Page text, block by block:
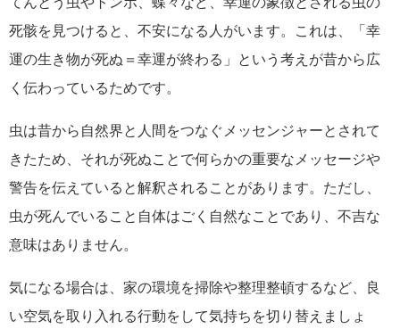
死骸を見つけると、不安になる人がいます。これは、「幸
運の生き物が死ぬ＝幸運が終わる」という考えが昔から広
く伝わっているためです。
虫は昔から自然界と人間をつなぐメッセンジャーとされて
きたため、それが死ぬことで何らかの重要なメッセージや
警告を伝えていると解釈されることがあります。ただし、
虫が死んでいること自体はごく自然なことであり、不吉な
意味はありません。
気になる場合は、家の環境を掃除や整理整頓するなど、良
い空気を取り入れる行動をして気持ちを切り替えましょ